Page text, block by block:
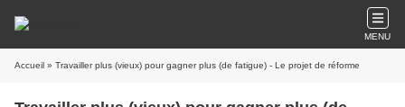
MENU
Accueil » Travailler plus (vieux) pour gagner plus (de fatigue) - Le projet de réforme